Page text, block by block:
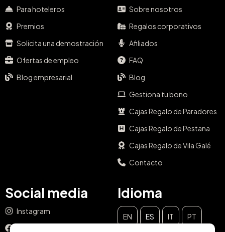
Para hoteleros
Premios
Solicita una demostración
Ofertas de empleo
Blog empresarial
Sobre nosotros
Regalos corporativos
Afiliados
FAQ
Blog
Gestiona tu bono
Cajas Regalo de Paradores
Cajas Regalo de Pestana
Cajas Regalo de Vila Galé
Contacto
Social media
Instagram
Idioma
EN ES IT PT